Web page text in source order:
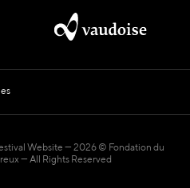
Website
2026 © Fondation du
— All Rights Reserved